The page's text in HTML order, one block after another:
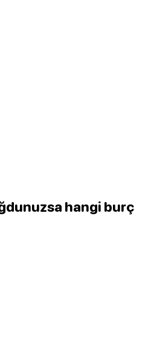
hangi burç